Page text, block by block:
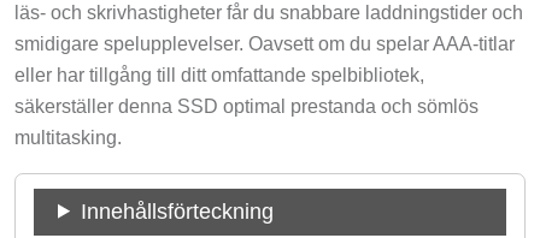
läs- och skrivhastigheter får du snabbare laddningstider och
smidigare spelupplevelser. Oavsett om du spelar AAA-titlar
eller har tillgång till ditt omfattande spelbibliotek,
säkerställer denna SSD optimal prestanda och sömlös
multitasking.
Innehållsförteckning